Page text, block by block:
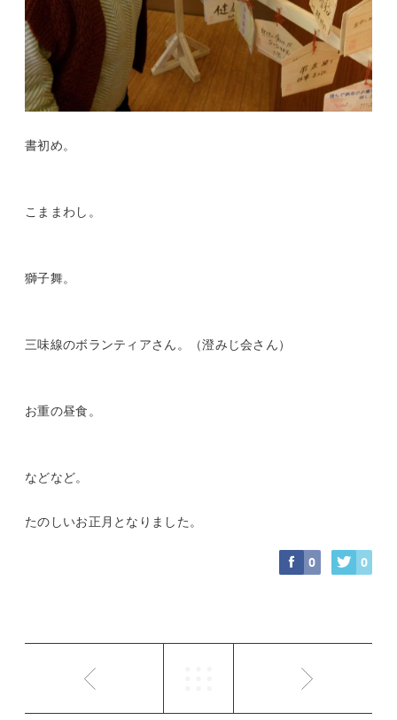
書初め。
こままわし。
獅子舞。
三味線のボランティアさん。（澄みじ会さん）
お重の昼食。
などなど。
たのしいお正月となりました。
0 0